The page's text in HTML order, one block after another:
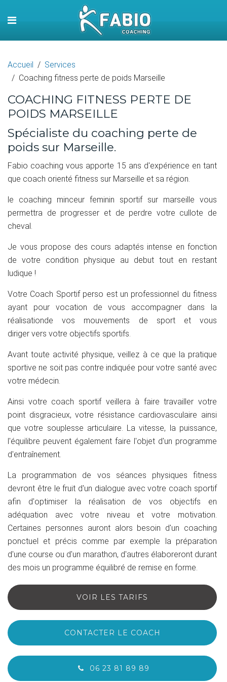
Accueil
Services
Coaching fitness perte de poids Marseille
COACHING FITNESS PERTE DE
POIDS MARSEILLE
Spécialiste du coaching perte de
poids sur Marseille.
Fabio coaching vous apporte 15 ans d'expérience en tant
que coach orienté fitness sur Marseille et sa région.
le coaching minceur feminin sportif sur marseille vous
permettra de progresser et de perdre votre cullote de
cheval.
Je vous propose des cours adaptés intense en fonction
de votre condition physique au debut tout en restant
ludique !
Votre Coach Sportif perso est un professionnel du fitness
ayant pour vocation de vous accompagner dans la
réalisationde vos mouvements de sport et vous
diriger vers votre objectifs sportifs.
Avant toute activité physique, veillez à ce que la pratique
sportive ne soit pas contre indiquée pour votre santé avec
votre médecin.
Ainsi votre coach sportif veillera à faire travailler votre
point disgracieux, votre résistance cardiovasculaire ainsi
que votre souplesse articulaire. La vitesse, la puissance,
l'équilibre peuvent également faire l'objet d'un programme
d'entraînement.
La programmation de vos séances physiques fitness
devront être le fruit d'un dialogue avec votre coach sportif
afin d'optimiser la réalisation de vos objectifs en
adéquation avec votre niveau et votre motivation.
Certaines personnes auront alors besoin d'un coaching
ponctuel et précis comme par exemple la préparation
d'une course ou d'un marathon, d'autres élaboreront durant
des mois un programme équilibré de remise en forme.
VOIR LES TARIFS
CONTACTER LE COACH
06 23 81 89 89